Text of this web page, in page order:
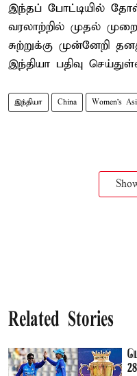
இந்தப் போட்டியில்
வரலாற்றில் முதல்
சுற்றுக்கு முன்னேறி
இந்தியா பதிவு
இந்தியா China Women's
Related Stories